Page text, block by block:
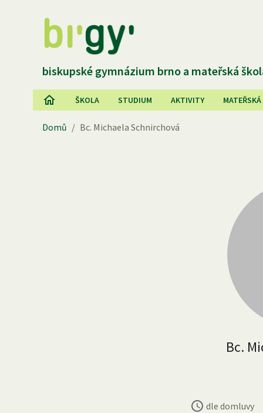
biskupské gymnázium brno a mateřská
ŠKOLA STUDIUM AKTIVITY
Domů / Bc. Michaela Schnirchová
Bc.
dle domluvy